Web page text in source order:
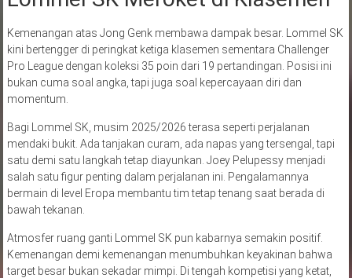
Kemenangan atas Jong Genk membawa dampak besar. Lommel SK
kini bertengger di peringkat ketiga klasemen sementara Challenger
Pro League dengan koleksi 35 poin dari 19 pertandingan. Posisi ini
bukan cuma soal angka, tapi juga soal kepercayaan diri dan
momentum.
Bagi Lommel SK, musim 2025/2026 terasa seperti perjalanan
mendaki bukit. Ada tanjakan curam, ada napas yang tersengal, tapi
satu demi satu langkah tetap diayunkan. Joey Pelupessy menjadi
salah satu figur penting dalam perjalanan ini. Pengalamannya
bermain di level Eropa membantu tim tetap tenang saat berada di
bawah tekanan.
Atmosfer ruang ganti Lommel SK pun kabarnya semakin positif.
Kemenangan demi kemenangan menumbuhkan keyakinan bahwa
target besar bukan sekadar mimpi. Di tengah kompetisi yang ketat,